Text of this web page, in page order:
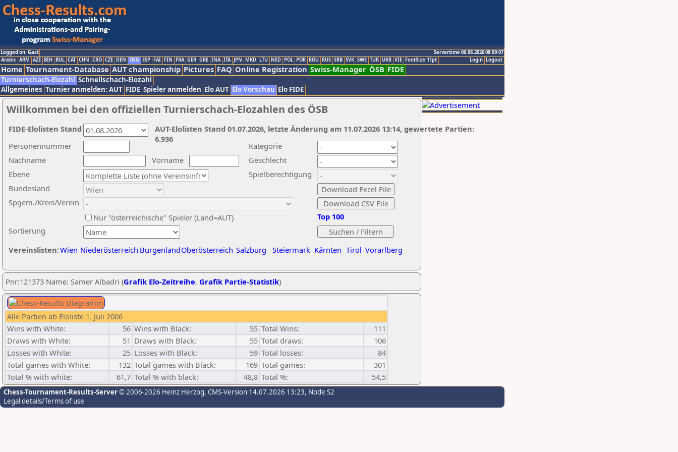
Logged on: Gast
Servertime 06.08.2026 08:09:07
Logout
Login
Arabic ARM AZE BIH BUL CAT CHN CRO CZE DEN ENG ESP FAI FIN FRA GER GRE INA ITA JPN MKD LTU NED POL POR ROU RUS SRB SVK SWE TUR UKR VIE FontSize:11pt
Home Tournament-Database AUT championship Pictures FAQ Online Registration Swiss-Manager ÖSB FIDE
Turnierschach-Elozahl Schnellschach-Elozahl
Allgemeines Turnier anmelden: AUT FIDE Spieler anmelden Elo AUT Elo Vorschau Elo FIDE
Willkommen bei den offiziellen Turnierschach-Elozahlen des ÖSB
Nachname
Vorname
Ebene
Kategorie
Sortierung
Personennummer
Bundesland
Spgem./Kreis/Verein
Geschlecht
Nur "österreichische" Spieler (Land=AUT)
Spielberechtigung
Vereinslisten:Wien Niederösterreich BurgenlandOberösterreich Salzburg Steiermark Kärnten Tirol Vorarlberg
Top 100
AUT-Elolisten Stand 01.07.2026, letzte Änderung am 11.07.2026 13:14, gewertete Partien:
6.936
FIDE-Elolisten Stand
Pnr:121373 Name: Samer Albadri (Grafik Elo-Zeitreihe, Grafik Partie-Statistik)
Alle Partien ab Eloliste 1. Juli 2006
Wins with White:
56 Wins with Black: 55 Total Wins:
111
Draws with White:
51 Draws with Black: 55 Total draws:
106
Losses with White:
25 Losses with Black: 59 Total losses:
84
Total games with White:
132 Total games with Black: 169 Total games:
301
Total % with white:
61,7 Total % with black: 48,8 Total %: 54,5
Chess-Tournament-Results-Server© 2006-2026 Heinz Herzog, CMS-Version 14.07.2026 13:23, Node S2
Legal details/Terms of use